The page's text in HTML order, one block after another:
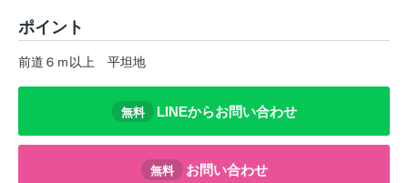
ポイント
前道６ｍ以上 平坦地
無料 LINEからお問い合わせ
無料 お問い合わせ